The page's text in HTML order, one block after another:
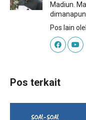
Madiun.
Pos lain
Pos terkait